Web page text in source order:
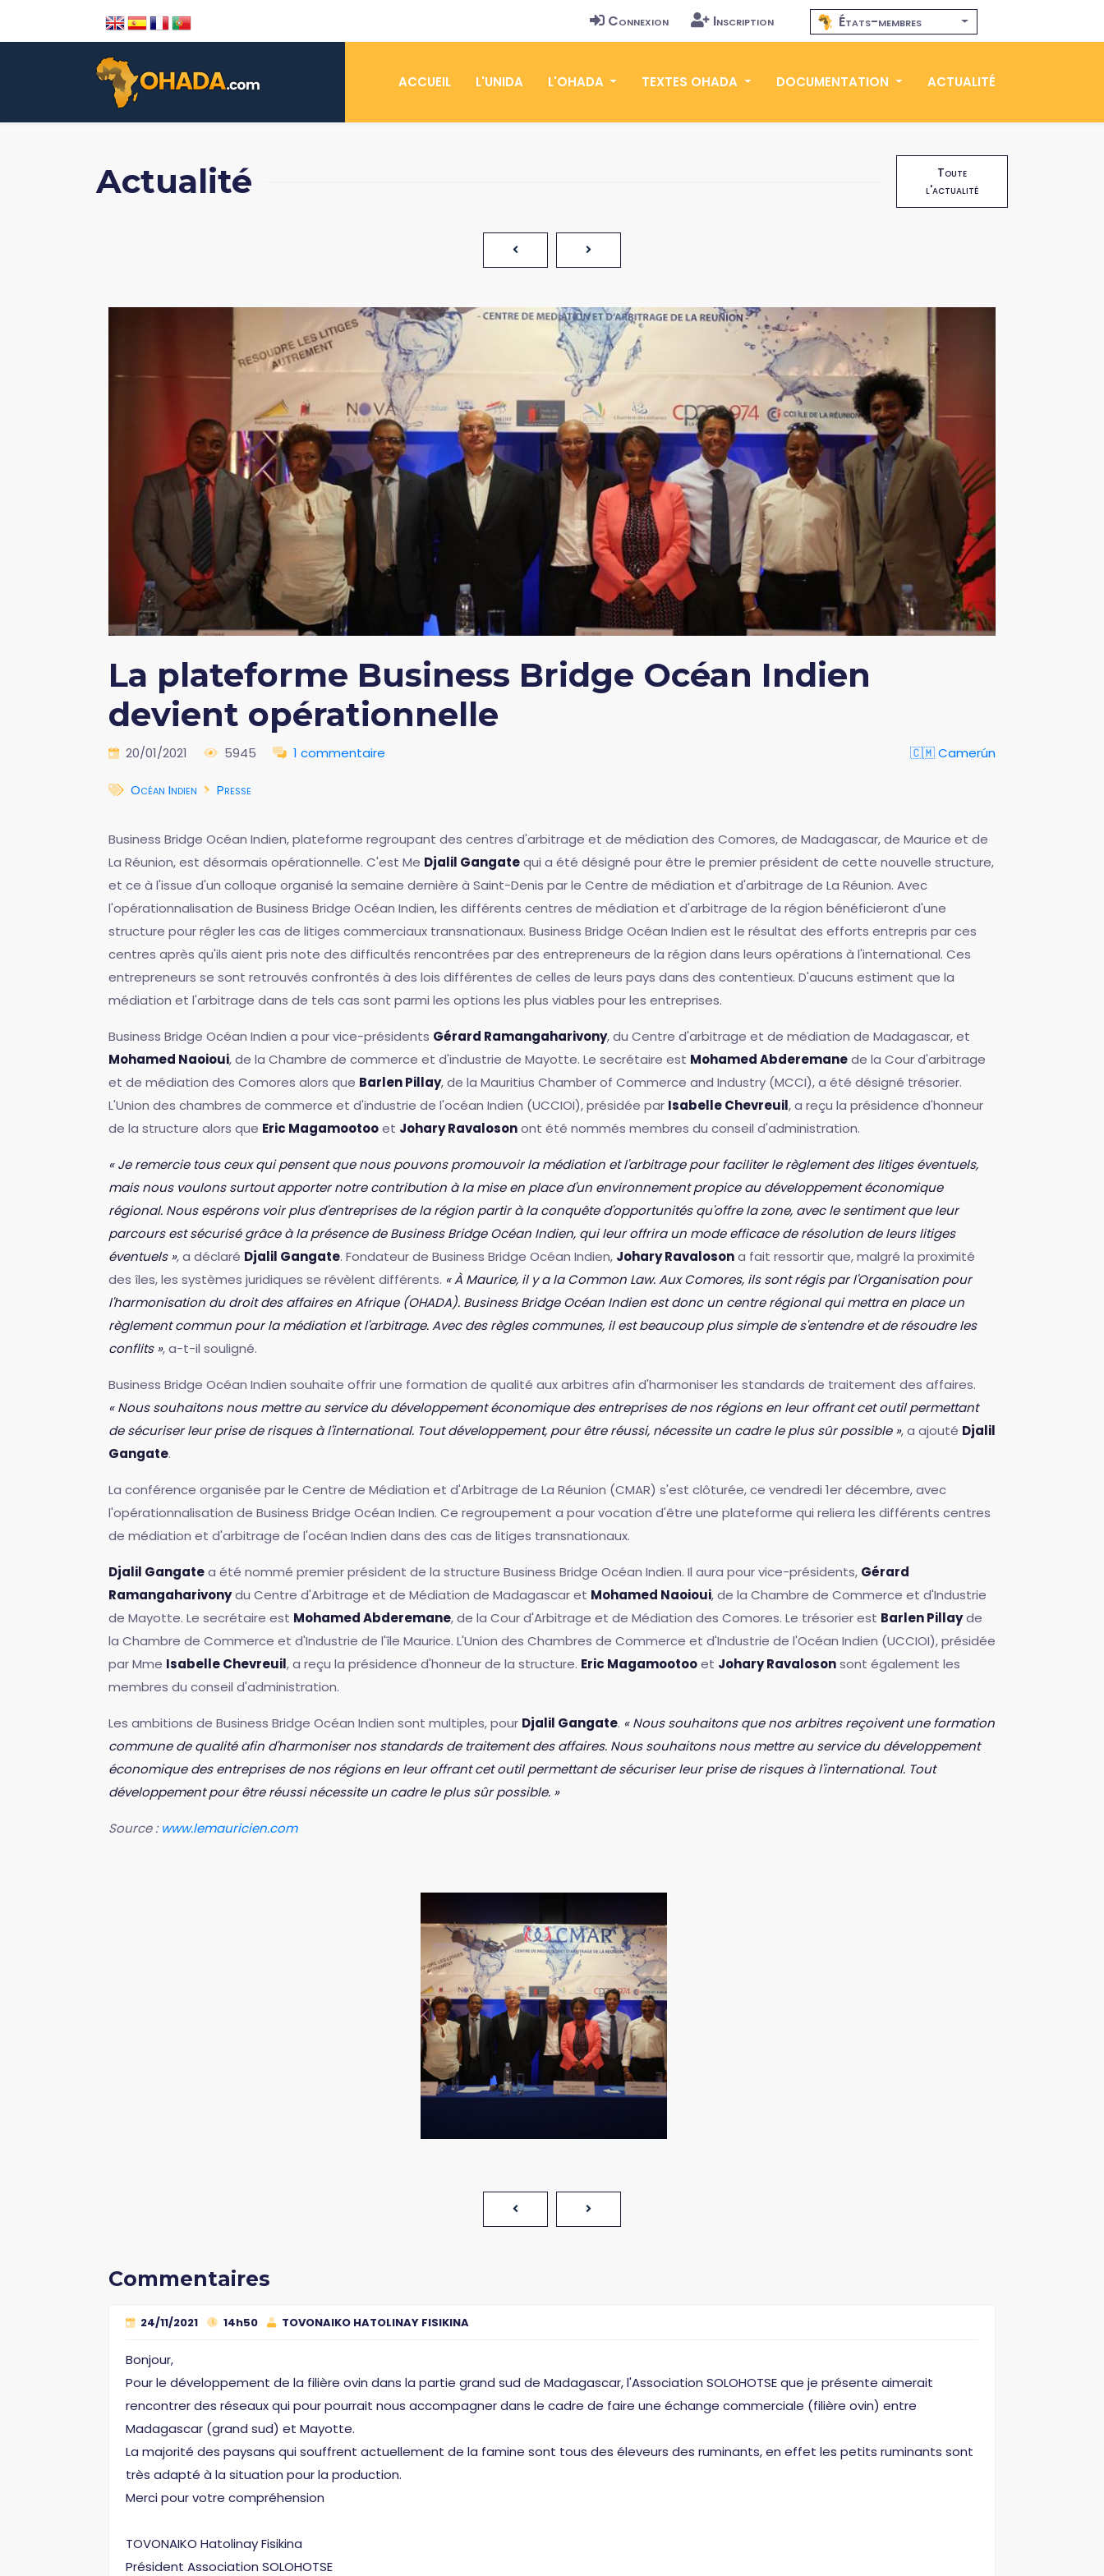
Connexion Inscription États-membres
ACCUEIL L'UNIDA L'OHADA TEXTES OHADA DOCUMENTATION ACTUALITÉ
Actualité
Toute
l'actualité
La plateforme Business Bridge Océan Indien
devient opérationnelle
20/01/2021 5945 1 commentaire 🇨🇲 Camerún
Océan Indien Presse
Business Bridge Océan Indien, plateforme regroupant des centres d'arbitrage et de médiation des Comores, de Madagascar, de Maurice et de
La Réunion, est désormais opérationnelle. C'est Me Djalil Gangatequi a été désigné pour être le premier président de cette nouvelle structure,
et ce à l'issue d'un colloque organisé la semaine dernière à Saint-Denis par le Centre de médiation et d'arbitrage de La Réunion. Avec
l'opérationnalisation de Business Bridge Océan Indien, les différents centres de médiation et d'arbitrage de la région bénéficieront d'une
structure pour régler les cas de litiges commerciaux transnationaux. Business Bridge Océan Indien est le résultat des efforts entrepris par ces
centres après qu'ils aient pris note des difficultés rencontrées par des entrepreneurs de la région dans leurs opérations à l'international. Ces
entrepreneurs se sont retrouvés confrontés à des lois différentes de celles de leurs pays dans des contentieux. D'aucuns estiment que la
médiation et l'arbitrage dans de tels cas sont parmi les options les plus viables pour les entreprises.
Business Bridge Océan Indien a pour vice-présidents Gérard Ramangaharivony, du Centre d'arbitrage et de médiation de Madagascar, et
Mohamed Naoioui, de la Chambre de commerce et d'industrie de Mayotte. Le secrétaire est Mohamed Abderemanede la Cour d'arbitrage
et de médiation des Comores alors que Barlen Pillay, de la Mauritius Chamber of Commerce and Industry (MCCI), a été désigné trésorier.
L'Union des chambres de commerce et d'industrie de l'océan Indien (UCCIOI), présidée par Isabelle Chevreuil, a reçu la présidence d'honneur
de la structure alors que Eric Magamootooet Johary Ravalosonont été nommés membres du conseil d'administration.
« Je remercie tous ceux qui pensent que nous pouvons promouvoir la médiation et l'arbitrage pour faciliter le règlement des litiges éventuels,
mais nous voulons surtout apporter notre contribution à la mise en place d'un environnement propice au développement économique
régional. Nous espérons voir plus d'entreprises de la région partir à la conquête d'opportunités qu'offre la zone, avec le sentiment que leur
parcours est sécurisé grâce à la présence de Business Bridge Océan Indien, qui leur offrira un mode efficace de résolution de leurs litiges
éventuels », a déclaré Djalil Gangate. Fondateur de Business Bridge Océan Indien, Johary Ravalosona fait ressortir que, malgré la proximité
des îles, les systèmes juridiques se révèlent différents. « À Maurice, il y a la Common Law. Aux Comores, ils sont régis par l'Organisation pour
l'harmonisation du droit des affaires en Afrique (OHADA). Business Bridge Océan Indien est donc un centre régional qui mettra en place un
règlement commun pour la médiation et l'arbitrage. Avec des règles communes, il est beaucoup plus simple de s'entendre et de résoudre les
conflits », a-t-il souligné.
Business Bridge Océan Indien souhaite offrir une formation de qualité aux arbitres afin d'harmoniser les standards de traitement des affaires.
« Nous souhaitons nous mettre au service du développement économique des entreprises de nos régions en leur offrant cet outil permettant
de sécuriser leur prise de risques à l'international. Tout développement, pour être réussi, nécessite un cadre le plus sûr possible », a ajouté Djalil
Gangate.
La conférence organisée par le Centre de Médiation et d'Arbitrage de La Réunion (CMAR) s'est clôturée, ce vendredi 1er décembre, avec
l'opérationnalisation de Business Bridge Océan Indien. Ce regroupement a pour vocation d'être une plateforme qui reliera les différents centres
de médiation et d'arbitrage de l'océan Indien dans des cas de litiges transnationaux.
Djalil Gangatea été nommé premier président de la structure Business Bridge Océan Indien. Il aura pour vice-présidents, Gérard
Ramangaharivonydu Centre d'Arbitrage et de Médiation de Madagascar et Mohamed Naoioui, de la Chambre de Commerce et d'Industrie
de Mayotte. Le secrétaire est Mohamed Abderemane, de la Cour d'Arbitrage et de Médiation des Comores. Le trésorier est Barlen Pillayde
la Chambre de Commerce et d'Industrie de l'île Maurice. L'Union des Chambres de Commerce et d'Industrie de l'Océan Indien (UCCIOI), présidée
par Mme Isabelle Chevreuil, a reçu la présidence d'honneur de la structure. Eric Magamootooet Johary Ravalosonsont également les
membres du conseil d'administration.
Les ambitions de Business Bridge Océan Indien sont multiples, pour Djalil Gangate. « Nous souhaitons que nos arbitres reçoivent une formation
commune de qualité afin d'harmoniser nos standards de traitement des affaires. Nous souhaitons nous mettre au service du développement
économique des entreprises de nos régions en leur offrant cet outil permettant de sécuriser leur prise de risques à l'international. Tout
développement pour être réussi nécessite un cadre le plus sûr possible. »
Source :www.lemauricien.com
Commentaires
24/11/2021 14h50 TOVONAIKO HATOLINAY FISIKINA
Bonjour,
Pour le développement de la filière ovin dans la partie grand sud de Madagascar, l'Association SOLOHOTSE que je présente aimerait
rencontrer des réseaux qui pour pourrait nous accompagner dans le cadre de faire une échange commerciale (filière ovin) entre
Madagascar (grand sud) et Mayotte.
La majorité des paysans qui souffrent actuellement de la famine sont tous des éleveurs des ruminants, en effet les petits ruminants sont
très adapté à la situation pour la production.
Merci pour votre compréhension
TOVONAIKO Hatolinay Fisikina
Président Association SOLOHOTSE